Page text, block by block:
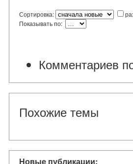
Сортировка:
Показывать по:
Комментариев
Похожие темы
Новые публикации: